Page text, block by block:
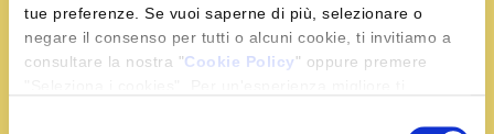
tue preferenze. Se vuoi saperne di più, selezionare o
negare il consenso per tutti o alcuni cookie, ti invitiamo a
consultare la nostra "Cookie Policy" oppure premere